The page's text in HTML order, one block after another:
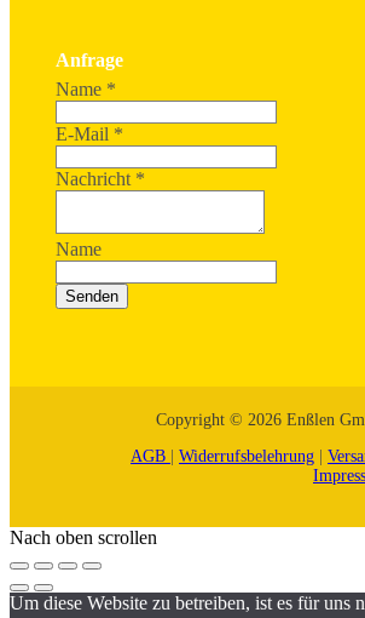
Anfrage
Name *
E-Mail *
Nachricht *
Name
Senden
Copyright © 2026 Enßlen
AGB | Widerrufsbelehrung |
Nach oben scrollen
Um diese Website zu betreiben, ist es für uns